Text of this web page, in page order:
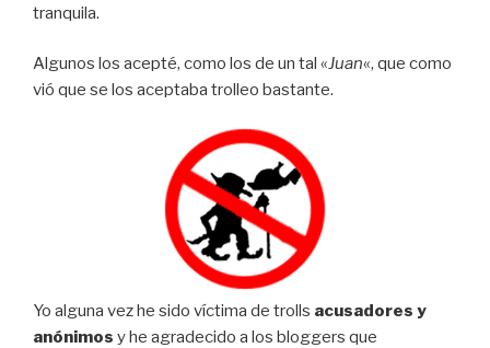
tranquila.
Algunos los acepté, como los de un tal «Juan«, que como
vió que se los aceptaba trolleo bastante.
Yo alguna vez he sido víctima de trolls acusadores y
anónimos y he agradecido a los bloggers que